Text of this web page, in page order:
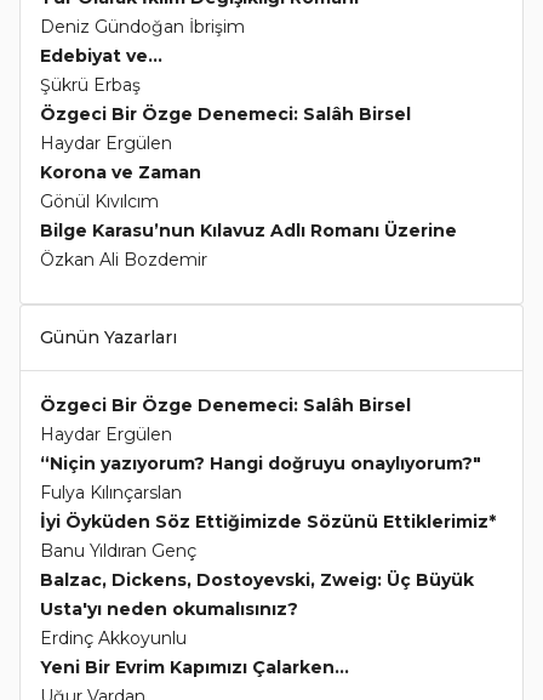
Deniz Gündoğan İbrişim
Edebiyat ve...
Şükrü Erbaş
Özgeci Bir Özge Denemeci: Salâh Birsel
Haydar Ergülen
Korona ve Zaman
Gönül Kıvılcım
Bilge Karasu’nun Kılavuz Adlı Romanı Üzerine
Özkan Ali Bozdemir
Günün Yazarları
Özgeci Bir Özge Denemeci: Salâh Birsel
Haydar Ergülen
“Niçin yazıyorum? Hangi doğruyu onaylıyorum?"
Fulya Kılınçarslan
İyi Öyküden Söz Ettiğimizde Sözünü Ettiklerimiz*
Banu Yıldıran Genç
Balzac, Dickens, Dostoyevski, Zweig: Üç Büyük
Usta'yı neden okumalısınız?
Erdinç Akkoyunlu
Yeni Bir Evrim Kapımızı Çalarken...